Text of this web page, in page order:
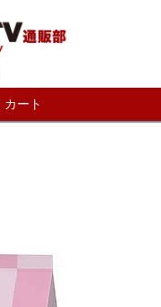
カート検索